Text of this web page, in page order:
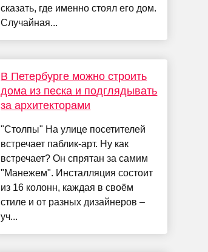
сказать, где именно стоял его дом.
Случайная...
В Петербурге можно строить
дома из песка и подглядывать
за архитекторами
"Столпы" На улице посетителей
встречает паблик-арт. Ну как
встречает? Он спрятан за самим
"Манежем". Инсталляция состоит
из 16 колонн, каждая в своём
стиле и от разных дизайнеров –
уч...